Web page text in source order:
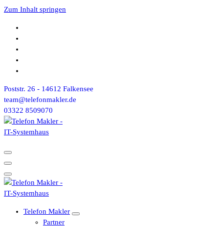
Zum Inhalt springen
Poststr. 26 - 14612 Falkensee
team@telefonmakler.de
03322 8509070
Telefon Makler
Partner